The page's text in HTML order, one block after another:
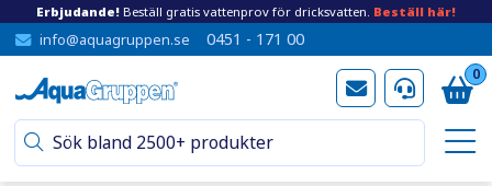
Erbjudande! Beställ gratis vattenprov för dricksvatten. Beställ här!
info@aquagruppen.se 0451 - 171 00
0